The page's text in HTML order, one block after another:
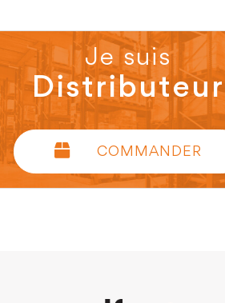
Je suis
Distributeur
COMMANDER